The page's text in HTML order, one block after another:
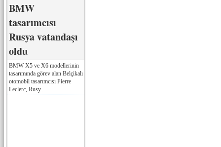
BMW
tasarımcısı
Rusya vatandaşı
oldu
BMW X5 ve X6 modellerinin
tasarımında görev alan Belçikalı
otomobil tasarımcısı Pierre
Leclerc, Rusy...